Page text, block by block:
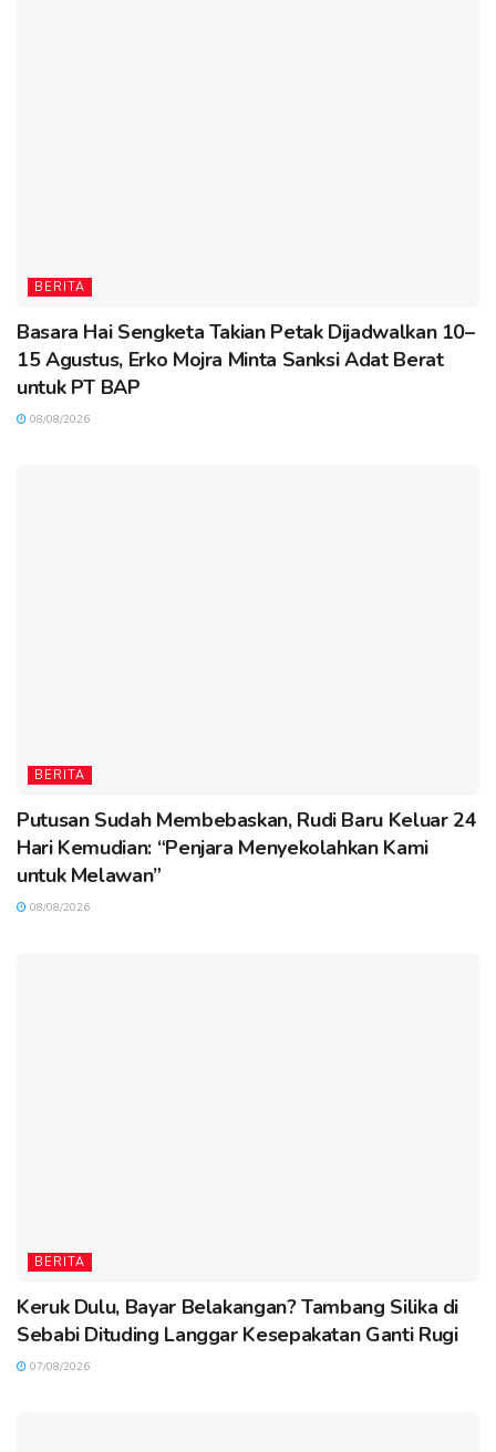
BERITA
Basara Hai Sengketa Takian Petak Dijadwalkan 10–
15 Agustus, Erko Mojra Minta Sanksi Adat Berat
untuk PT BAP
08/08/2026
BERITA
Putusan Sudah Membebaskan, Rudi Baru Keluar 24
Hari Kemudian: “Penjara Menyekolahkan Kami
untuk Melawan”
08/08/2026
BERITA
Keruk Dulu, Bayar Belakangan? Tambang Silika di
Sebabi Dituding Langgar Kesepakatan Ganti Rugi
07/08/2026